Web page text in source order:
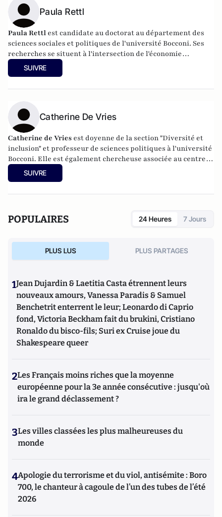
Paula Rettl
Paula Rettl est candidate au doctorat au département des
sciences sociales et politiques de l'université Bocconi. Ses
recherches se situent à l'intersection de l'économie
politique internationale et du comportement politique, avec
un accent géographique sur l'Amérique latine et l'Europe.
économiques affectent le soutien aux programmes
politiques socialement conservateurs.
SUIVRE
Catherine De Vries
Catherine de Vries est doyenne de la section "Diversité et
inclusion" et professeur de sciences politiques à l'université
Bocconi. Elle est également chercheuse associée au centre
Dondena (Université Bocconi). Ses travaux s'inscrivent dans
les domaines du comportement politique, de l'économie
Political Science et le Journal of Politics.
SUIVRE
POPULAIRES 24 Heures 7 Jours
PLUS LUS PLUS PARTAGES
1Jean Dujardin & Laetitia Casta étrennent leurs
nouveaux amours, Vanessa Paradis & Samuel
Benchetrit enterrent le leur; Leonardo di Caprio
fond, Victoria Beckham fait du brukini, Cristiano
Ronaldo du bisco-fils; Suri ex Cruise joue du
Shakespeare queer
2Les Français moins riches que la moyenne
européenne pour la 3e année consécutive : jusqu'où
ira le grand déclassement ?
3Les villes classées les plus malheureuses du
monde
4Apologie du terrorisme et du viol, antisémite : Boro
700, le chanteur à cagoule de l’un des tubes de l’été
2026